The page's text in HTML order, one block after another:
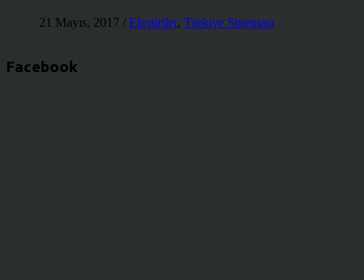
21 Mayıs, 2017 / Eleştiriler, Türkiye Sineması
Facebook